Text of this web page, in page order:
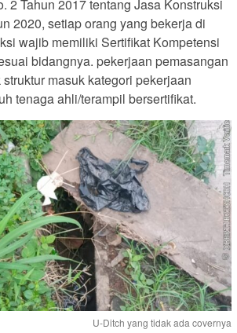
2 Tahun 2017 tentang Jasa Konstruksi
2020, setiap orang yang bekerja di
wajib memiliki Sertifikat Kompetensi
bidangnya. pekerjaan pemasangan
masuk kategori pekerjaan
tenaga ahli/terampil bersertifikat.
U-Ditch yang tidak ada covernya